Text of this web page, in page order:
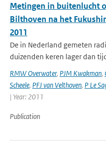
Metingen in buitenlucht
Bilthoven na het
2011
De in Nederland gemeten
duizenden keren lager dan
RMW Overwater, PJM Kwakman,
Scheele, PFJ van Velthoven, P Le
| Year: 2011
Publication